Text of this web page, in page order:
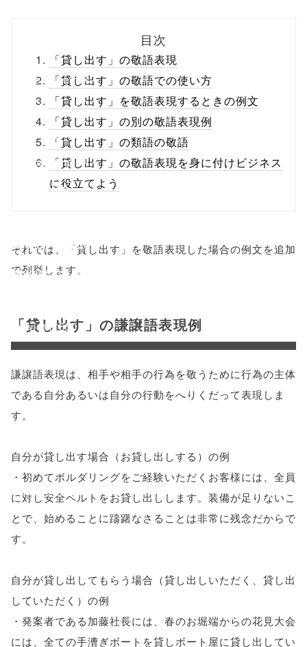
ml/wp-
content/themes
/tapbiz_theme/
parts/sns-
buttons.php on
line10
onclick="windo
w.open(this.hre
'width=550,
height=450,
menubar=no,
); return
false;"> シェア
目次
「貸し出す」の敬語表現
「貸し出す」の敬語での使い方
「貸し出す」を敬語表現するときの例文
「貸し出す」の別の敬語表現例
「貸し出す」の類語の敬語
「貸し出す」の敬語表現を身に付けビジネス
に役立てよう
それでは、「貸し出す」を敬語表現した場合の例文を追加
で列挙します。
「貸し出す」の謙譲語表現例
謙譲語表現は、相手や相手の行為を敬うために行為の主体
である自分あるいは自分の行動をへりくだって表現しま
す。
自分が貸し出す場合（お貸し出しする）の例
・初めてボルダリングをご経験いただくお客様には、全員
に対し安全ベルトをお貸し出しします。装備が足りないこ
とで、始めることに躊躇なさることは非常に残念だからで
す。
自分が貸し出してもらう場合（貸し出しいただく、貸し出
していただく）の例
・発案者である加藤社長には、春のお堀端からの花見大会
には、全ての手漕ぎボートを貸しボート屋に貸し出してい